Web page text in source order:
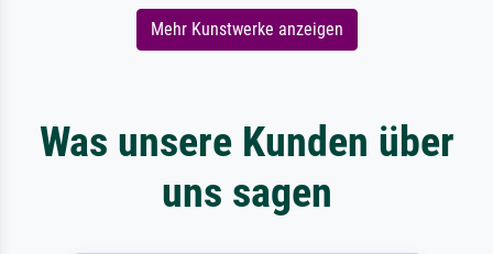
Mehr Kunstwerke anzeigen
Was unsere Kunden über
uns sagen